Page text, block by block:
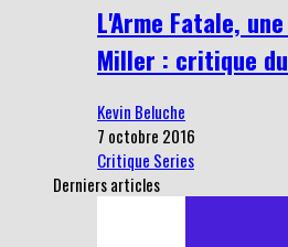
L'Arme Fatale,
Miller : critique
Kevin Beluche
7 octobre 2016
Critique Series
Derniers articles